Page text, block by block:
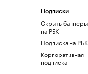
Подписки
Скрыть баннеры
на РБК
Подписка на РБК
Корпоративная
подписка